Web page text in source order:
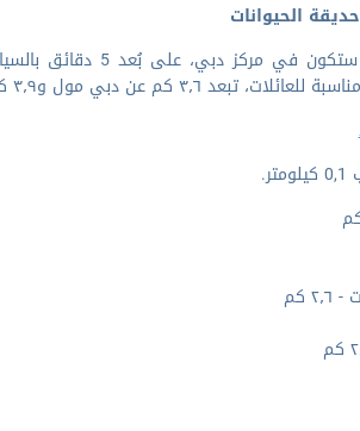
الحيوانات
إذا أقمت في
كم عن دبي مول و٣٫٩ كم عن برج خليفة.
كم